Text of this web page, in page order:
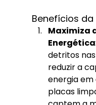
Benefícios
Maximiza
Energética
detritos
reduzir a
energia em
placas